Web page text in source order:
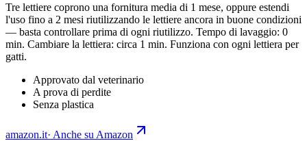
Tre lettiere coprono una fornitura media di 1 mese, oppure estendi
l'uso fino a 2 mesi riutilizzando le lettiere ancora in buone condizioni
— basta controllare prima di ogni riutilizzo. Tempo di lavaggio: 0
min. Cambiare la lettiera: circa 1 min. Funziona con ogni lettiera per
gatti.
Approvato dal veterinario
A prova di perdite
Senza plastica
amazon.it· Anche su Amazon